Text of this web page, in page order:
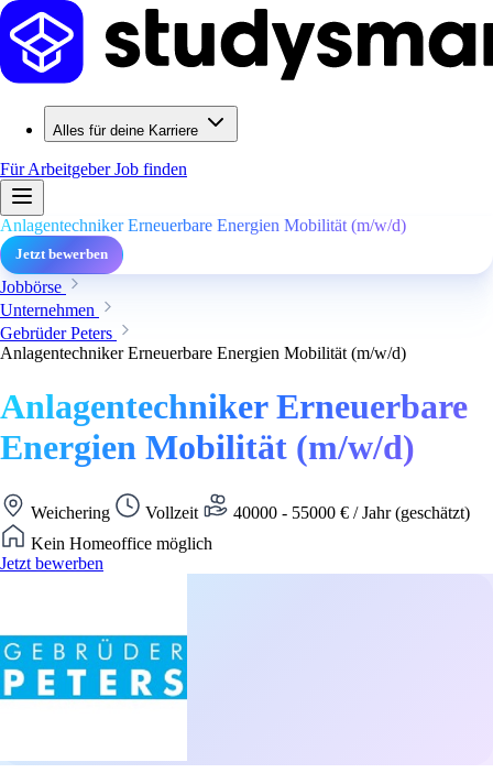
Alles für deine Karriere
Für ArbeitgeberJob finden
Anlagentechniker Erneuerbare Energien Mobilität (m/w/d)
Jetzt bewerben
Jobbörse
Unternehmen
Gebrüder Peters
Anlagentechniker Erneuerbare Energien Mobilität (m/w/d)
Anlagentechniker Erneuerbare
Energien Mobilität (m/w/d)
Weichering Vollzeit
40000 - 55000 € / Jahr (geschätzt)
Kein Homeoffice möglich
Jetzt bewerben